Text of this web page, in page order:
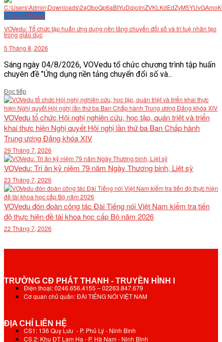
VĂN BẢN
Tin tức VOVedu
VOVedu: Tổ chức tập huấn ứng dụng nền tảng chuyển đổi số và trí tuệ nhân tạo
trong giáo dục
5 Tháng 8, 2026
Sáng ngày 04/8/2026, VOVedu tổ chức chương trình tập huấn
chuyên đề "Ứng dụng nền tảng chuyển đổi số và...
Đọc tiếpDetails
VOVedu tổ chức Hội nghị nghiên cứu, học tập, quán triệt và triển
khai thực hiện Nghị quyết Hội nghị lần thứ ba Ban Chấp hành
Trung ương Đảng khóa XIV
29 Tháng 7, 2026
VOVedu: Tri ân kỷ niệm 79 năm Ngày Thương binh, Liệt sỹ
23 Tháng 7, 2026
VOVedu đón đoàn công tác Đài Tiếng nói Việt Nam kiểm tra tiến
độ thực hiện đề tài khoa học cấp Bộ năm 2026
22 Tháng 7, 2026
TRƯỜNG CĐ PHÁT THANH - TRUYỀN HÌNH I
Điện thoại: 0246.656.4155 – 02263.847.679
Cơ quan chủ quản: ĐÀI TIẾNG NÓI VIỆT NAM
ĐỊA CHỈ LIÊN HỆ
CS1: 136 Quy Lưu - P. Phủ Lý - Ninh Bình
CS 2: Khu ĐT Lam Hạ - P. Hà Nam - Ninh Bình